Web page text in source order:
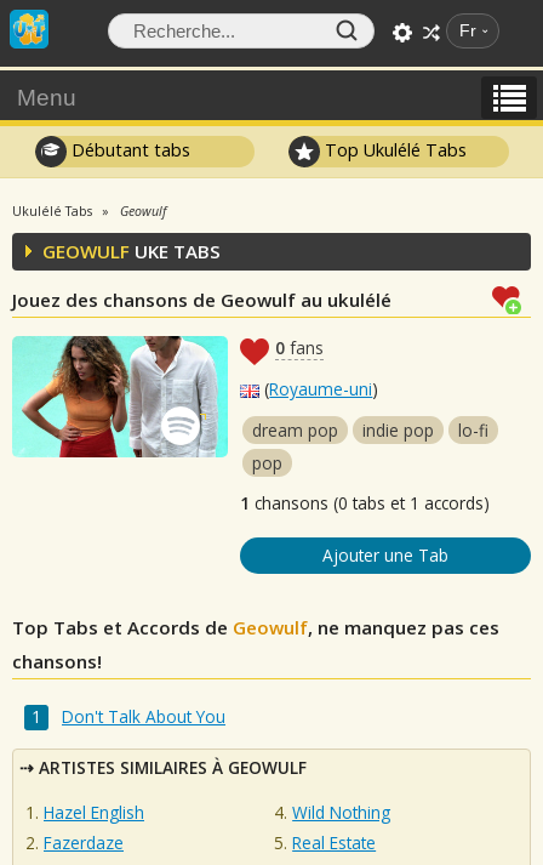
Fr
Menu
Débutant tabs Top Ukulélé Tabs
Ukulélé Tabs Geowulf
GEOWULF UKE TABS
Jouez des chansons de Geowulf au ukulélé
0 fans
(Royaume-uni)
dream pop
indie pop
lo-fi
pop
1 chansons (0 tabs et 1 accords)
Ajouter une Tab
Top Tabs et Accords de Geowulf, ne manquez pas ces
chansons!
Don't Talk About You
ARTISTES SIMILAIRES À GEOWULF
Hazel English
Fazerdaze
Wild Nothing
Real Estate